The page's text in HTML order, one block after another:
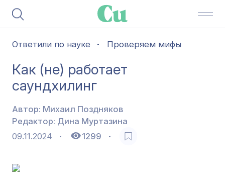
Ответили по науке Проверяем мифы
Как (не) работает
саундхилинг
Автор: Михаил Поздняков
Редактор: Дина Муртазина
09.11.2024
1299